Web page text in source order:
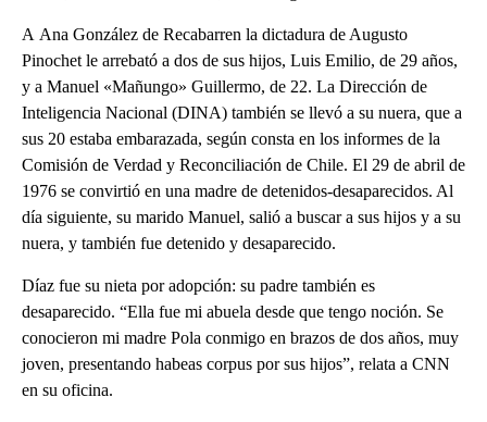
A Ana González de Recabarren la dictadura de Augusto
Pinochet le arrebató a dos de sus hijos, Luis Emilio, de 29 años,
y a Manuel «Mañungo» Guillermo, de 22. La Dirección de
Inteligencia Nacional (DINA) también se llevó a su nuera, que a
sus 20 estaba embarazada, según consta en los informes de la
Comisión de Verdad y Reconciliación de Chile. El 29 de abril de
1976 se convirtió en una madre de detenidos-desaparecidos. Al
día siguiente, su marido Manuel, salió a buscar a sus hijos y a su
nuera, y también fue detenido y desaparecido.
Díaz fue su nieta por adopción: su padre también es
desaparecido. “Ella fue mi abuela desde que tengo noción. Se
conocieron mi madre Pola conmigo en brazos de dos años, muy
joven, presentando habeas corpus por sus hijos”, relata a CNN
en su oficina.